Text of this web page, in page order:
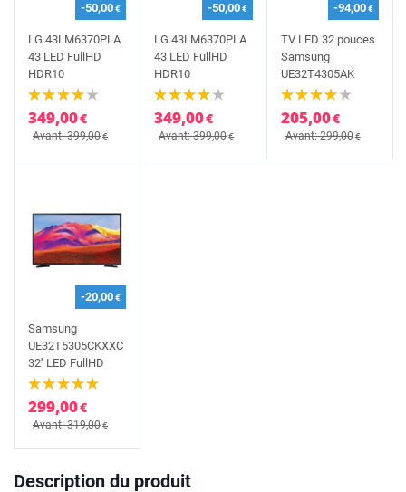
-50,00€
LG 43LM6370PLA
43 LED FullHD
HDR10
349,00€
Avant: 399,00€
-50,00€
LG 43LM6370PLA
43 LED FullHD
HDR10
349,00€
Avant: 399,00€
-94,00€
TV LED 32 pouces
Samsung
UE32T4305AK
205,00€
Avant: 299,00€
-20,00€
Samsung
UE32T5305CKXXC
32'' LED FullHD
299,00€
Avant: 319,00€
Description du produit